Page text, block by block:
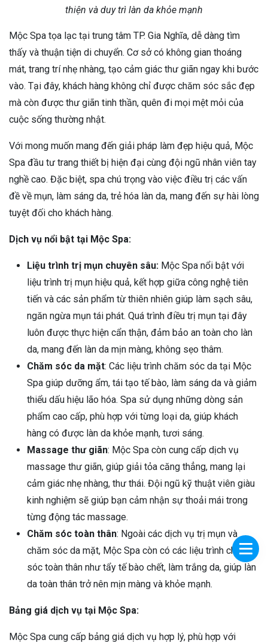
thiện và duy trì làn da khỏe mạnh
Mộc Spa tọa lạc tại trung tâm TP. Gia Nghĩa, dễ dàng tìm
thấy và thuận tiện di chuyển. Cơ sở có không gian thoáng
mát, trang trí nhẹ nhàng, tạo cảm giác thư giãn ngay khi bước
vào. Tại đây, khách hàng không chỉ được chăm sóc sắc đẹp
mà còn được thư giãn tinh thần, quên đi mọi mệt mỏi của
cuộc sống thường nhật.
Với mong muốn mang đến giải pháp làm đẹp hiệu quả, Mộc
Spa đầu tư trang thiết bị hiện đại cùng đội ngũ nhân viên tay
nghề cao. Đặc biệt, spa chú trọng vào việc điều trị các vấn
đề về mụn, làm sáng da, trẻ hóa làn da, mang đến sự hài lòng
tuyệt đối cho khách hàng.
Dịch vụ nổi bật tại Mộc Spa:
Liệu trình trị mụn chuyên sâu: Mộc Spa nổi bật với
liệu trình trị mụn hiệu quả, kết hợp giữa công nghệ tiên
tiến và các sản phẩm từ thiên nhiên giúp làm sạch sâu,
ngăn ngừa mụn tái phát. Quá trình điều trị mụn tại đây
luôn được thực hiện cẩn thận, đảm bảo an toàn cho làn
da, mang đến làn da mịn màng, không sẹo thâm.
Chăm sóc da mặt: Các liệu trình chăm sóc da tại Mộc
Spa giúp dưỡng ẩm, tái tạo tế bào, làm sáng da và giảm
thiểu dấu hiệu lão hóa. Spa sử dụng những dòng sản
phẩm cao cấp, phù hợp với từng loại da, giúp khách
hàng có được làn da khỏe mạnh, tươi sáng.
Massage thư giãn: Mộc Spa còn cung cấp dịch vụ
massage thư giãn, giúp giải tỏa căng thẳng, mang lại
cảm giác nhẹ nhàng, thư thái. Đội ngũ kỹ thuật viên giàu
kinh nghiệm sẽ giúp bạn cảm nhận sự thoải mái trong
từng động tác massage.
Chăm sóc toàn thân: Ngoài các dịch vụ trị mụn và
chăm sóc da mặt, Mộc Spa còn có các liệu trình chăm
sóc toàn thân như tẩy tế bào chết, làm trắng da, giúp làn
da toàn thân trở nên mịn màng và khỏe mạnh.
Bảng giá dịch vụ tại Mộc Spa:
Mộc Spa cung cấp bảng giá dịch vụ hợp lý, phù hợp với